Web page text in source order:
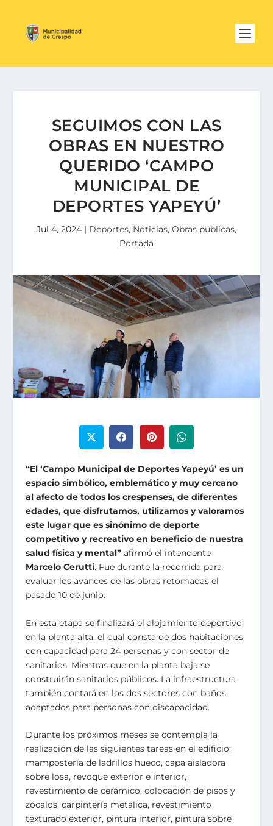
SEGUIMOS CON LAS
OBRAS EN NUESTRO
QUERIDO ‘CAMPO
MUNICIPAL DE
DEPORTES YAPEYÚ’
Jul 4, 2024 | Deportes, Noticias, Obras públicas,
Portada
“El ‘Campo Municipal de Deportes Yapeyú’ es un
espacio simbólico, emblemático y muy cercano
al afecto de todos los crespenses, de diferentes
edades, que disfrutamos, utilizamos y valoramos
este lugar que es sinónimo de deporte
competitivo y recreativo en beneficio de nuestra
salud física y mental” afirmó el intendente
Marcelo Cerutti. Fue durante la recorrida para
evaluar los avances de las obras retomadas el
pasado 10 de junio.
En esta etapa se finalizará el alojamiento deportivo
en la planta alta, el cual consta de dos habitaciones
con capacidad para 24 personas y con sector de
sanitarios. Mientras que en la planta baja se
construirán sanitarios públicos. La infraestructura
también contará en los dos sectores con baños
adaptados para personas con discapacidad.
Durante los próximos meses se contempla la
realización de las siguientes tareas en el edificio:
mampostería de ladrillos hueco, capa aisladora
sobre losa, revoque exterior e interior,
revestimiento de cerámico, colocación de pisos y
zócalos, carpintería metálica, revestimiento
texturado exterior, pintura interior, pintura sobre